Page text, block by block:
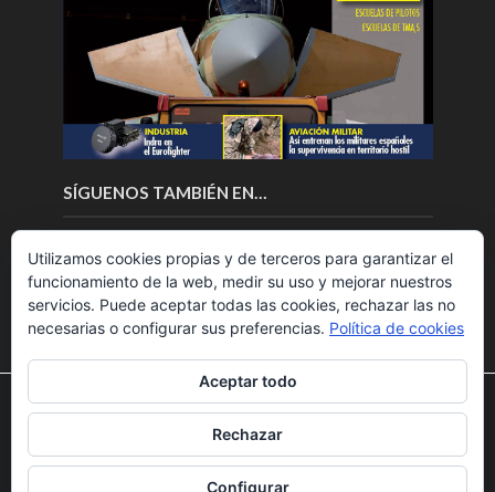
SÍGUENOS TAMBIÉN EN…
Copyright © 2018.Fly News.Noticias aerospacial
UAS aviación comercial
Utilizamos cookies para ofrecerte la mejor experiencia en
nuestra web.
Puedes aprender más sobre qué cookies utilizamos o
desactivarlas en losajustes.
Utilizamos cookies propias y de terceros para garantizar el
funcionamiento de la web, medir su uso y mejorar nuestros
servicios. Puede aceptar todas las cookies, rechazar las no
necesarias o configurar sus preferencias. Política de cookies
Aceptar todo
Rechazar
Configurar